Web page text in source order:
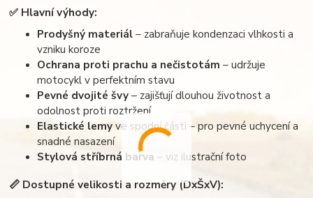
✅ Hlavní výhody:
Prodyšný materiál– zabraňuje kondenzaci vlhkosti a
vzniku koroze
Ochrana proti prachu a nečistotám – udržuje
motocykl v perfektním stavu
Pevné dvojité švy– zajišťují dlouhou životnost a
odolnost proti roztržení
Elastické lemyve spodní části – pro pevné uchycení a
snadné nasazení
Stylová stříbrná barva – viz ilustrační foto
📏 Dostupné velikosti a rozměry (DxŠxV):